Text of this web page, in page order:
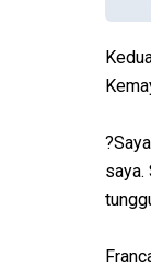
saya.